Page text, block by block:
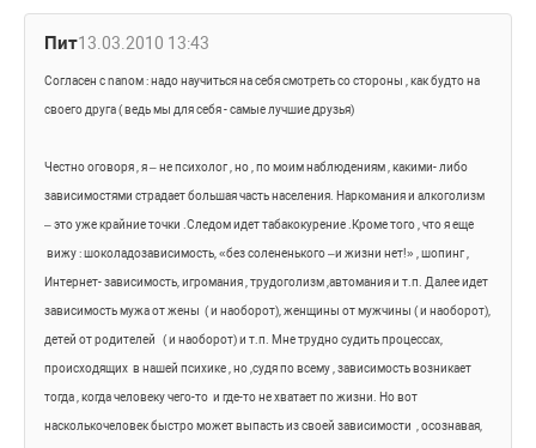
Пит13.03.2010 13:43
Согласен с nanом : надо научиться на себя смотреть со стороны , как будто на
своего друга ( ведь мы для себя - самые лучшие друзья)
Честно оговоря , я – не психолог , но , по моим наблюдениям , какими- либо
зависимостями страдает большая часть населения. Наркомания и алкоголизм
вижу : шоколадозависимость, «без солененького –и жизни нет!» , шопинг ,
Интернет- зависимость, игромания , трудоголизм ,автомания и т.п. Далее идет
зависимость мужа от жены ( и наоборот), женщины от мужчины ( и наоборот),
детей от родителей ( и наоборот) и т.п. Мне трудно судить процессах,
происходящих в нашей психике , но ,судя по всему , зависимость возникает
тогда , когда человеку чего-то и где-то не хватает по жизни. Но вот
насколькочеловек быстро может выпасть из своей зависимости , осознавая,